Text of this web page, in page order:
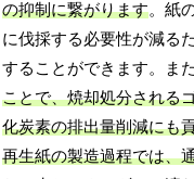
の抑制に繋がります。紙
に伐採する必要性が減る
することができます。ま
ことで、焼却処分される
化炭素の排出量削減にも
再生紙の製造過程では、